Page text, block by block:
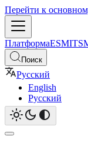
Перейти к
ПлатформаESM
Поиск
Русский
English
Русский